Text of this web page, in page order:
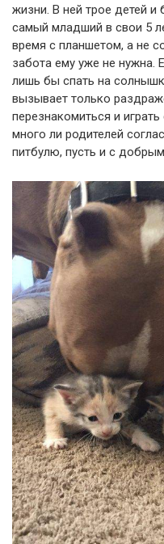
жизни. В ней трое детей и
самый младший в свои 5
время с планшетом, а не
забота ему уже не нужна.
лишь бы спать на
вызывает только
перезнакомиться и
много ли родителей
питбулю, пусть и с